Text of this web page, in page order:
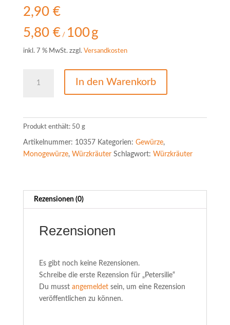
2,90 €
5,80 €/ 100g
inkl. 7 % MwSt. zzgl. Versandkosten
Menge
In den Warenkorb
Produkt enthält: 50 g
Artikelnummer: 10357 Kategorien: Gewürze,
Monogewürze, Würzkräuter Schlagwort: Würzkräuter
Rezensionen (0)
Rezensionen
Es gibt noch keine Rezensionen.
Schreibe die erste Rezension für „Petersilie“
Du musst angemeldetsein, um eine Rezension
veröffentlichen zu können.